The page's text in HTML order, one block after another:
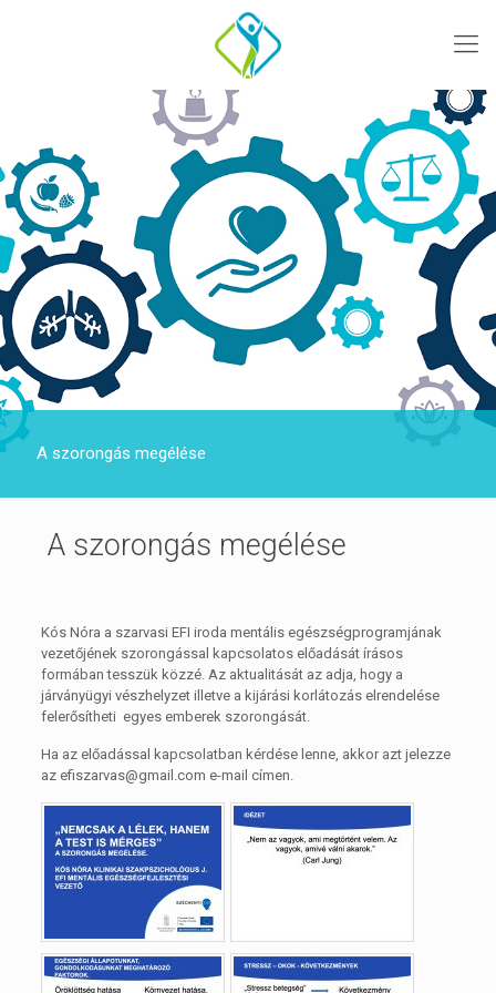
A szorongás megélése
A szorongás megélése
Kós Nóra a szarvasi EFI iroda mentális egészségprogramjának
vezetőjének szorongással kapcsolatos előadását írásos
formában tesszük közzé. Az aktualitását az adja, hogy a
járványügyi vészhelyzet illetve a kijárási korlátozás elrendelése
felerősítheti egyes emberek szorongását.
Ha az előadással kapcsolatban kérdése lenne, akkor azt jelezze
az efiszarvas@gmail.com e-mail címen.